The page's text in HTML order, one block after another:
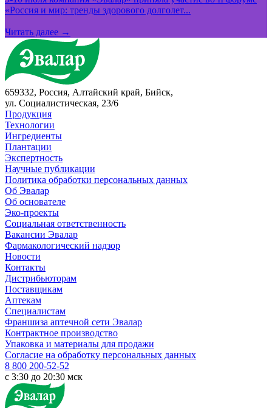
«Россия и мир: тренды здорового долголет...
Читать далее →
659332, Россия, Алтайский край, Бийск,
ул. Социалистическая, 23/6
Продукция
Технологии
Ингредиенты
Плантации
Экспертность
Научные публикации
Политика обработки персональных данных
Об Эвалар
Об основателе
Эко-проекты
Социальная ответственность
Вакансии Эвалар
Фармакологический надзор
Новости
Контакты
Дистрибьюторам
Поставщикам
Аптекам
Специалистам
Франшиза аптечной сети Эвалар
Контрактное производство
Упаковка и материалы для продажи
Согласие на обработку персональных данных
8 800 200-52-52
c 3:30 до 20:30 мск